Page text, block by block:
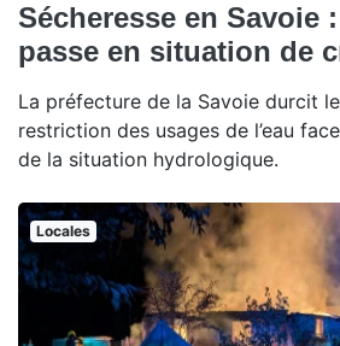
Sécheresse en Savoie
passe en situation de
La préfecture de la Savoie durcit
restriction des usages de l’eau
de la situation hydrologique.
Locales